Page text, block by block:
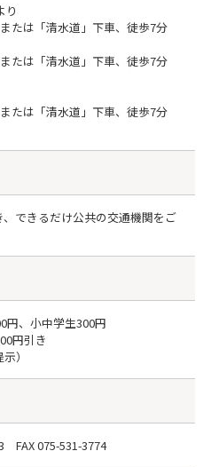
り
たは「清水道」下車、徒歩7分
たは「清水道」下車、徒歩7分
たは「清水道」下車、徒歩7分
できるだけ公共の交通機関をご
円、小中学生300円
円引き
）
FAX075-531-3774